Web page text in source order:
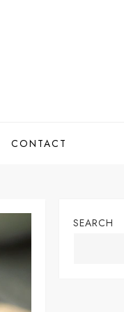
CONTACT
SEARCH